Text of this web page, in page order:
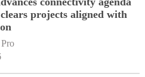
projects aligned with